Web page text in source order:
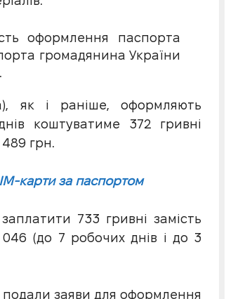
оформлення паспорта
громадянина України
як і раніше, оформляють
коштуватиме 372 гривні
грн.
карти за паспортом
733 гривні замість
(до 7 робочих днів і до 3
подали заяви для оформлення